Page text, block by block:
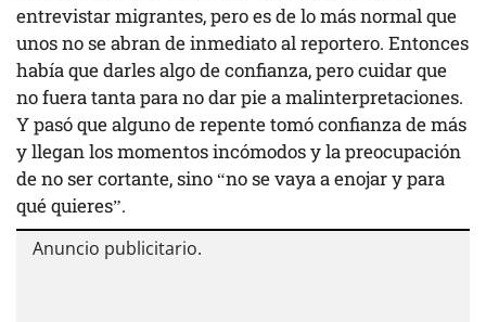
entrevistar migrantes, pero es de lo más normal que
unos no se abran de inmediato al reportero. Entonces
había que darles algo de confianza, pero cuidar que
no fuera tanta para no dar pie a malinterpretaciones.
Y pasó que alguno de repente tomó confianza de más
y llegan los momentos incómodos y la preocupación
de no ser cortante, sino “no se vaya a enojar y para
qué quieres”.